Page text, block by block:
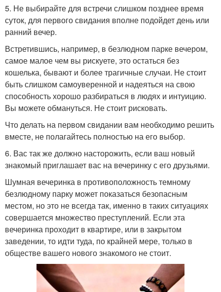
5. Не выбирайте для встречи слишком позднее время
суток, для первого свидания вполне подойдет день или
ранний вечер.
Встретившись, например, в безлюдном парке вечером,
самое малое чем вы рискуете, это остаться без
кошелька, бывают и более трагичные случаи. Не стоит
быть слишком самоуверенной и надеяться на свою
способность хорошо разбираться в людях и интуицию.
Вы можете обмануться. Не стоит рисковать.
Что делать на первом свидании вам необходимо решить
вместе, не полагайтесь полностью на его выбор.
6. Вас так же должно насторожить, если ваш новый
знакомый приглашает вас на вечеринку с его друзьями.
Шумная вечеринка в противоположность темному
безлюдному парку может показаться безопасным
местом, но это не всегда так, именно в таких ситуациях
совершается множество преступлений. Если эта
вечеринка проходит в квартире, или в закрытом
заведении, то идти туда, по крайней мере, только в
обществе вашего нового знакомого не стоит.